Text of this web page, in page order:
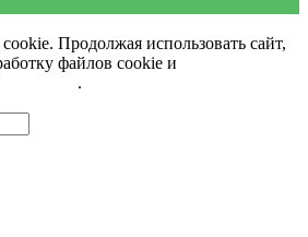
Продолжая использовать сайт,
файлов cookie и
.